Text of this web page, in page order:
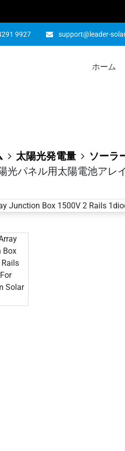
9927 support@leader-
ホーム
太陽
クショ
太陽光発電量
ソーラ
光パネル用太陽電池アレ